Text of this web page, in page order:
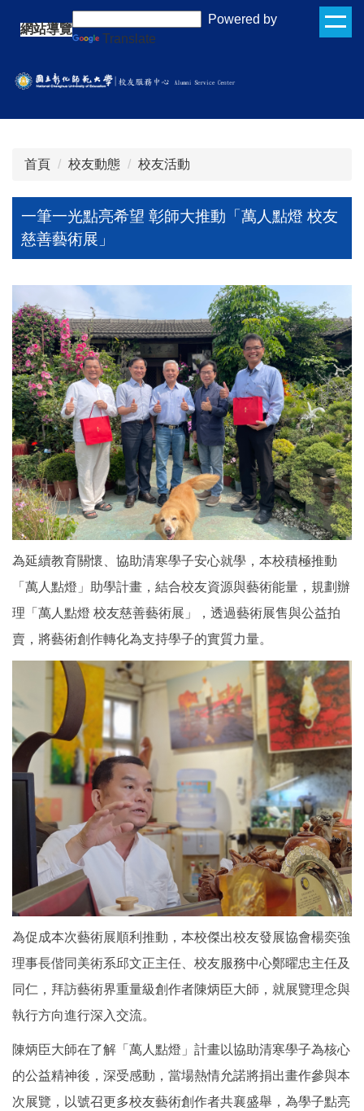
要
內
網站導覽
Powered by
Translate
首頁 校友動態 校友活動
一筆一光點亮希望 彰師大推動「萬人點燈 校友
慈善藝術展」
為延續教育關懷、協助清寒學子安心就學，本校積極推動
「萬人點燈」助學計畫，結合校友資源與藝術能量，規劃辦
理「萬人點燈 校友慈善藝術展」，透過藝術展售與公益拍
賣，將藝術創作轉化為支持學子的實質力量。
為促成本次藝術展順利推動，本校傑出校友發展協會楊奕強
理事長偕同美術系邱文正主任、校友服務中心鄭曜忠主任及
同仁，拜訪藝術界重量級創作者陳炳臣大師，就展覽理念與
執行方向進行深入交流。
陳炳臣大師在了解「萬人點燈」計畫以協助清寒學子為核心
的公益精神後，深受感動，當場熱情允諾將捐出畫作參與本
次展覽，以號召更多校友藝術創作者共襄盛舉，為學子點亮